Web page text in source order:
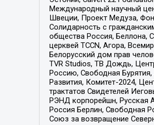
Международный научный
Швеции, Проект Медуза,
Солидарность с
общества Россия, Беллона,
церквей TCCN, Агора,
Белорусский дом прав
TVR Studios, ТВ Дождь,
Россию, Свободная
Развития, Комитет-2024,
трактатов Свидетелей
РЭНД корпорейшн, Русская
Россия Берлин, Свободная
Союз за возвращение